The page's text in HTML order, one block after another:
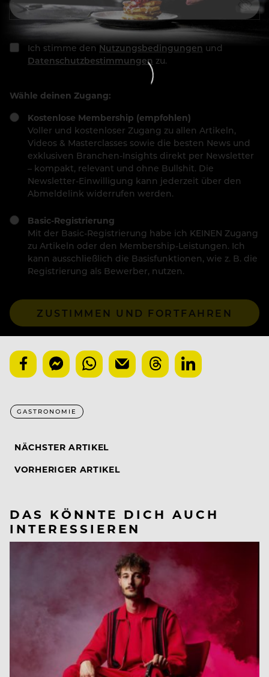
Ich stimme den Nutzungsbedingungen und
Datenschutzbestimmungen zu.
Wähle deinen Zugang:
Kostenlose Membership (empfohlen)
Voller und kostenloser Zugang zu allen Artikeln,
Videos & Masterclasses sowie die besten News und
exklusiven Branchen-Insights direkt per Newsletter
– kompakt, relevant und ohne Bullshit. Die
Newsletter-Einwilligung kann jederzeit über den
Abmeldelink widerrufen werden.
Basic-Registrierung
Mit der Basic-Registrierung habe ich KEINEN Zugang
zu Artikeln oder den Membership-Leistungen. Ich
kann ausschließlich die Basisfunktionen, wie z. B. die
Registrierung als Bewerber, nutzen.
ZUSTIMMEN UND FORTFAHREN
GASTRONOMIE
NÄCHSTER ARTIKEL
VORHERIGER ARTIKEL
DAS KÖNNTE DICH AUCH
INTERESSIEREN